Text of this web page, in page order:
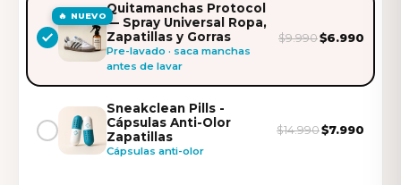
🔥 NUEVO
Quitamanchas Protocol
— Spray Universal Ropa,
Zapatillas y Gorras
Pre-lavado · saca manchas
antes de lavar
$9.990$6.990
Sneakclean Pills -
Cápsulas Anti-Olor
Zapatillas
Cápsulas anti-olor
$14.990$7.990